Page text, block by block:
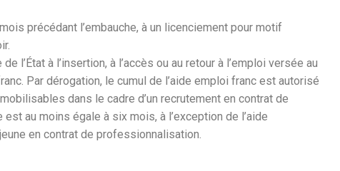
précédant l’embauche, à un licenciement pour motif
l’État à l’insertion, à l’accès ou au retour à l’emploi versée au
Par dérogation, le cumul de l’aide emploi franc est autorisé
dans le cadre d’un recrutement en contrat de
au moins égale à six mois, à l’exception de l’aide
en contrat de professionnalisation.